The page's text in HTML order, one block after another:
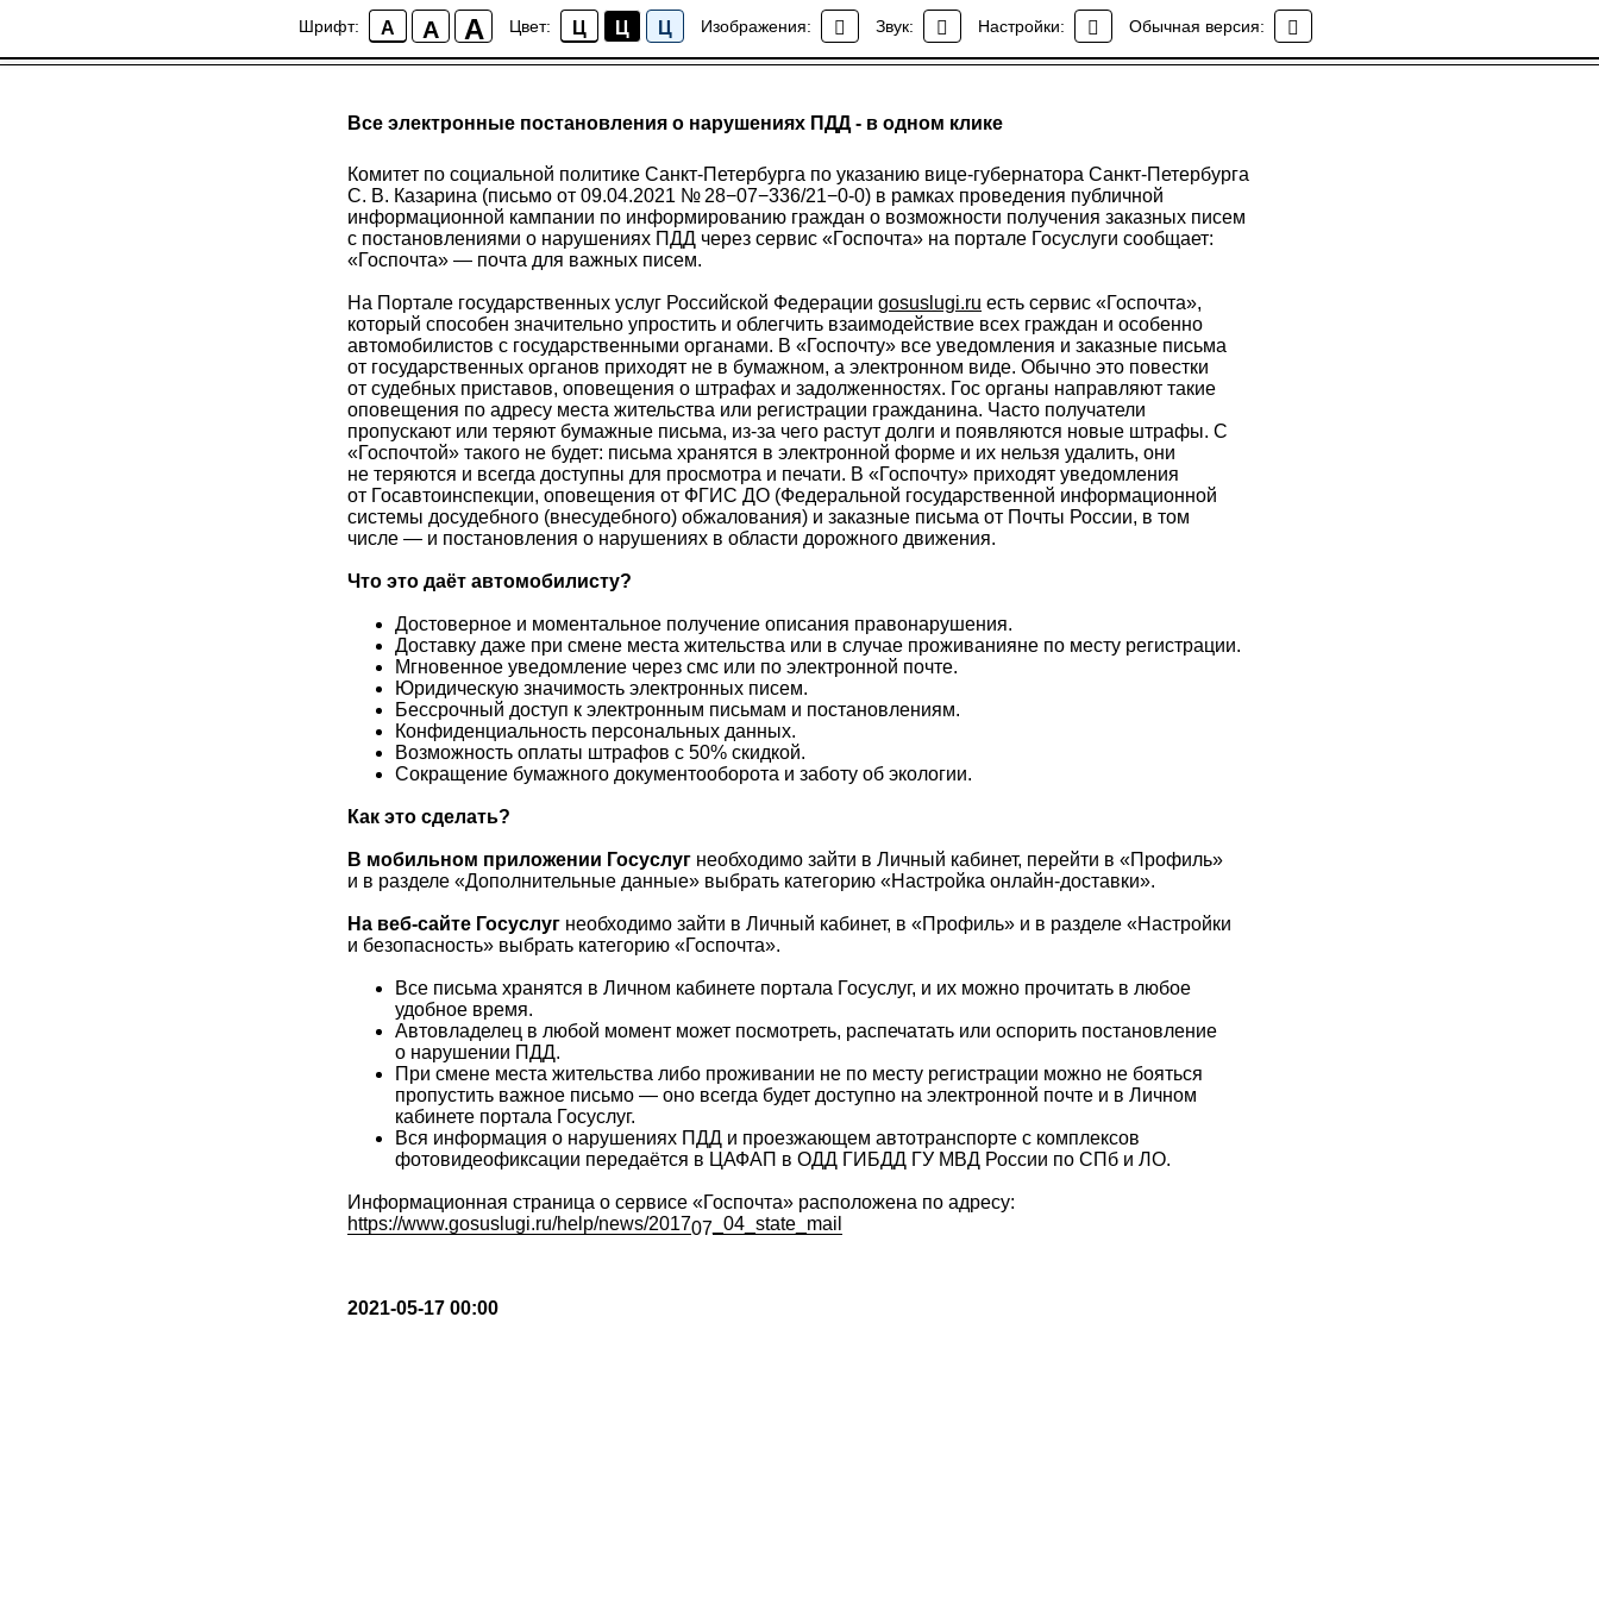
Шрифт: A A A Цвет: Ц Ц Ц Изображения: Звук: Настройки: Обычная версия:
Новости
Все электронные постановления о нарушениях ПДД - в одном клике
Комитет по социальной политике Санкт-Петербурга по указанию вице-губернатора Санкт-Петербурга
С. В. Казарина (письмо от 09.04.2021 № 28−07−336/21−0-0) в рамках проведения публичной
информационной кампании по информированию граждан о возможности получения заказных писем
с постановлениями о нарушениях ПДД через сервис «Госпочта» на портале Госуслуги сообщает:
«Госпочта» — почта для важных писем.
На Портале государственных услуг Российской Федерации gosuslugi.ru есть сервис «Госпочта»,
который способен значительно упростить и облегчить взаимодействие всех граждан и особенно
автомобилистов с государственными органами. В «Госпочту» все уведомления и заказные письма
от государственных органов приходят не в бумажном, а электронном виде. Обычно это повестки
от судебных приставов, оповещения о штрафах и задолженностях. Гос органы направляют такие
оповещения по адресу места жительства или регистрации гражданина. Часто получатели
пропускают или теряют бумажные письма, из-за чего растут долги и появляются новые штрафы. С
«Госпочтой» такого не будет: письма хранятся в электронной форме и их нельзя удалить, они
не теряются и всегда доступны для просмотра и печати. В «Госпочту» приходят уведомления
от Госавтоинспекции, оповещения от ФГИС ДО (Федеральной государственной информационной
системы досудебного (внесудебного) обжалования) и заказные письма от Почты России, в том
числе — и постановления о нарушениях в области дорожного движения.
Что это даёт автомобилисту?
Достоверное и моментальное получение описания правонарушения.
Доставку даже при смене места жительства или в случае проживанияне по месту регистрации.
Мгновенное уведомление через смс или по электронной почте.
Юридическую значимость электронных писем.
Бессрочный доступ к электронным письмам и постановлениям.
Конфиденциальность персональных данных.
Возможность оплаты штрафов с 50% скидкой.
Сокращение бумажного документооборота и заботу об экологии.
Как это сделать?
В мобильном приложении Госуслуг необходимо зайти в Личный кабинет, перейти в «Профиль»
и в разделе «Дополнительные данные» выбрать категорию «Настройка онлайн-доставки».
На веб-сайте Госуслуг необходимо зайти в Личный кабинет, в «Профиль» и в разделе «Настройки
и безопасность» выбрать категорию «Госпочта».
Все письма хранятся в Личном кабинете портала Госуслуг, и их можно прочитать в любое
удобное время.
Автовладелец в любой момент может посмотреть, распечатать или оспорить постановление
о нарушении ПДД.
При смене места жительства либо проживании не по месту регистрации можно не бояться
пропустить важное письмо — оно всегда будет доступно на электронной почте и в Личном
кабинете портала Госуслуг.
Вся информация о нарушениях ПДД и проезжающем автотранспорте с комплексов
фотовидеофиксации передаётся в ЦАФАП в ОДД ГИБДД ГУ МВД России по СПб и ЛО.
Информационная страница о сервисе «Госпочта» расположена по адресу:
https://www.gosuslugi.ru/help/news/201707 _04_state_mail
2021-05-17 00:00